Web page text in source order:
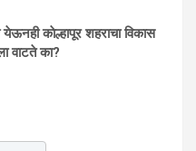
काेल्हापूर शहराचा विकास
वाटते का?